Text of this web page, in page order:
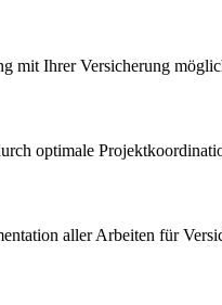
mit Ihrer Versicherung
optimale
aller Arbeiten für